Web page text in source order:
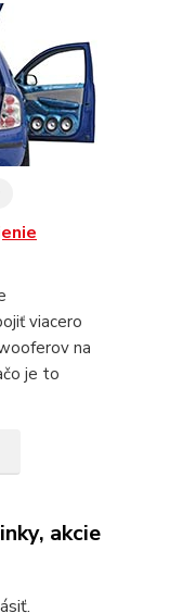
viacero
na
je to
akcie